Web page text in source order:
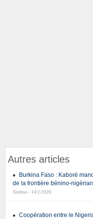
Autres articles
Burkina Faso : Kaboré
de la frontière bénino-
Xinhua - 14/2/2020
Coopération entre le